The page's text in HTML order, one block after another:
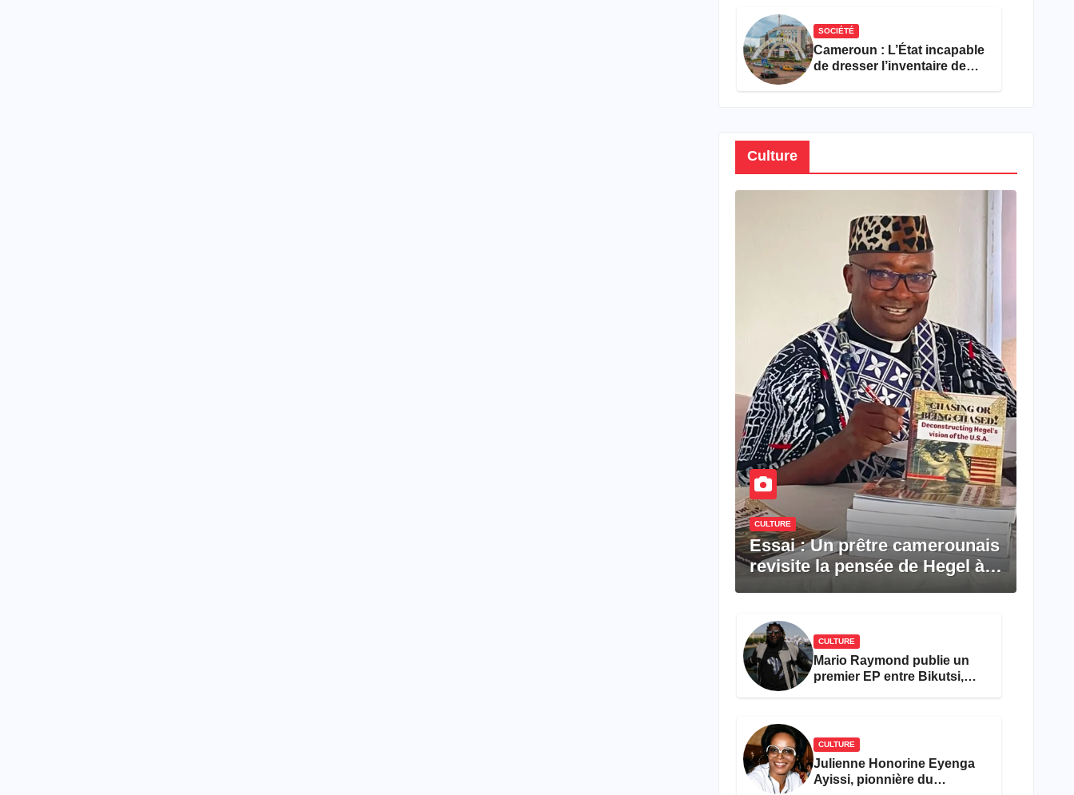
SOCIÉTÉ
Cameroun : L’État incapable
de dresser l’inventaire de
Culture
CULTURE
Essai : Un prêtre camerounais
revisite la pensée de Hegel à
CULTURE
Mario Raymond publie un
premier EP entre Bikutsi,
CULTURE
Julienne Honorine Eyenga
Ayissi, pionnière du